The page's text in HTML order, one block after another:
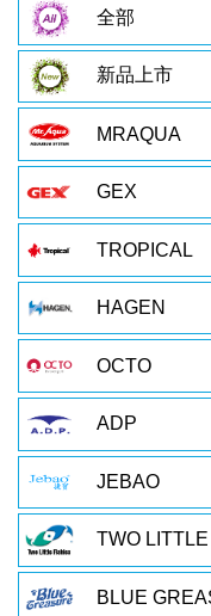
全部
新品上市
MRAQUA
GEX
TROPICAL
HAGEN
OCTO
ADP
JEBAO
TWO
BLUE